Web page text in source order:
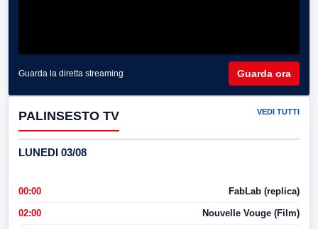
Guarda la diretta streaming Guarda ora
PALINSESTO TV VEDI TUTTI
LUNEDI 03/08
00:00 FabLab (replica)
02:00 Nouvelle Vouge (Film)